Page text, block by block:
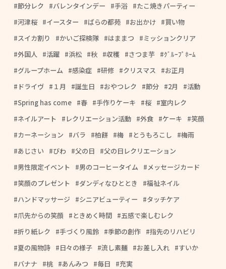
節分レク
バレンタインデー 手浴
たこ焼きパーティー
河津桜
イースター ばらの都苑 お出かけ
買い物
スイカ割り
かいご探検隊 はままつ
ミッションクリア
外国人
活躍 浜松 秋 収穫 さつま芋
ｸﾞﾙｰﾌﾟﾎｰﾑ
グループホーム
感染症 研修 クリスマス
お正月
ドライヴ
１月 誕生日 おやつレク 節分 2月
活動
Spring has come
春 手作りケーキ 桜
室内レク
ネイルアート
レクリエーション活動 外食 ケーキ
笑顔
カーネーション
バラ 柏餅 梅 とうもろこし
梅雨
あじさい
びわ 父の日
父の日レクリエーション
男性限定イベント
男のコーヒータイム
メッセージカード
笑顔のプレゼント
ダンディなひととき
福祉ネイル
ハンドマッサージ
シニアビューティー
タッチケア
爪先からの笑顔
ときめく時間
五感で楽しむレク
折り紙レク
手づくり風鈴 季節の創作
指先のリハビリ
夏の風物詩
日々の様子 流し素麺 お差し入れ
すいか
バナナ
桃 あんみつ 毎日 充実